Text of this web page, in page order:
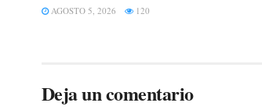
AGOSTO 5, 2026 120
Deja un comentario